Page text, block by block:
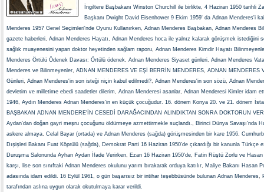
İngiltere Başbakanı Winston Churchill ile birlikte, 4 Haziran 1950 tarihli
Başkanı Dwight David Eisenhower 9 Ekim 1959' da Adnan Menderes'i
Menderes 1957 Genel Seçimleri'nde Oyunu Kullanırken, Adnan Menderes Başbakan, Adnan Menderes
gazete haberleri, Adnan Menderes Hayatı, Adnan Menderes hoca ile yalnız kalarak görüşmek istediğini
sağlık muayenesini yapan doktor heyetinden sağlam raporu, Adnan Menderes Kimdir Hayatı
Menderes Örtülü Ödenek Davası: Örtülü ödenek, Adnan Menderes Siyaset günleri, Adnan Menderes
Menderes ve Bilinmeyenler, ADNAN MENDERES VE EŞİ BERRİN MENDERES, ADNAN MENDERES
Günleri, Adnan Menderes'in son isteği niçin kabul edilmedi?, Adnan Menderes'in son sözü, Adnan
devletim ve milletime ebedi saadetler dilerim, Adnan Menderesi asanlar, Adnan Menderesi Kimler idam
1946, Aydın Menderes Adnan Menderes'in en küçük çocuğudur. 16. dönem Konya 20. ve 21. dönem
BAŞBAKAN ADNAN MENDERE'İN CESEDİ DARAĞACINDAN ALINDIKTAN SONRA DOKTORUN
Aydan'dan doğan gayri meşru çocuğunu öldürmeye azmettirmekle suçlandı., Birinci Dünya Savaşı'nda
askere almaya, Celal Bayar (ortada) ve Adnan Menderes (sağda) görüşmesinden bir kare 1956,
Dışişleri Bakanı Fuat Köprülü (sağda), Demokrat Parti 16 Haziran 1950’de çıkardığı bir kanunla Türkçe
Duruşma Salonunda Ayhan Aydan İfade Verirken, Ezan 16 Haziran 1950'de, Fatin Rüştü Zorlu ve
karşı, lise son sınıftaki Adnan Menderes okulunu yarım bırakarak orduya katılır, Maliye Bakanı Hasan
adasında idam edildi. 16 Eylül 1961, o gün başarısız bir intihar teşebbüsünde bulunan Adnan Menderes,
tarafından aslına uygun olarak okutulmaya karar verildi.